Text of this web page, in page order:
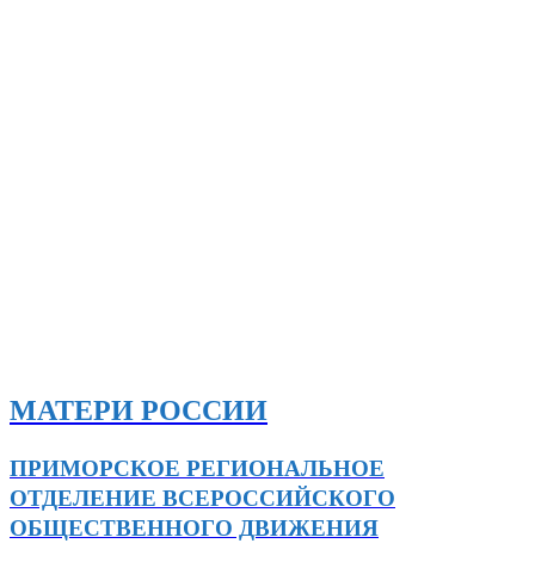
МАТЕРИ РОССИИ
ПРИМОРСКОЕ РЕГИОНАЛЬНОЕ
ОТДЕЛЕНИЕ ВСЕРОССИЙСКОГО
ОБЩЕСТВЕННОГО ДВИЖЕНИЯ